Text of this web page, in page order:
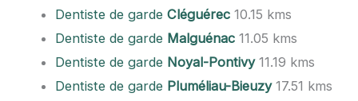
Dentiste de gardeCléguérec 10.15 kms
Dentiste de garde Malguénac 11.05 kms
Dentiste de garde Noyal-Pontivy11.19 kms
Dentiste de garde Pluméliau-Bieuzy17.51 kms